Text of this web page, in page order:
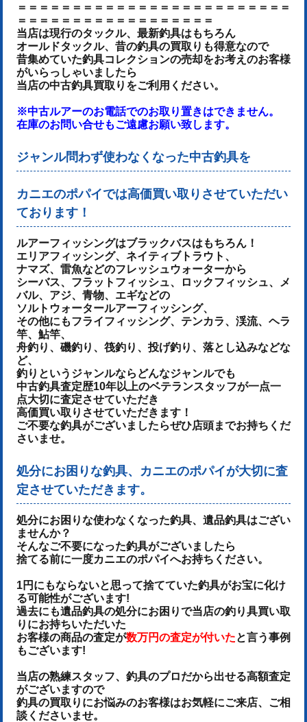
＝＝＝＝＝＝＝＝＝＝＝＝＝＝＝＝＝＝＝＝＝＝＝＝＝
＝＝＝＝＝＝＝＝＝＝＝＝＝＝＝＝＝＝
当店は現行のタックル、最新釣具はもちろん
オールドタックル、昔の釣具の買取りも得意なので
昔集めていた釣具コレクションの売却をお考えのお客様
がいらっしゃいましたら
当店の中古釣具買取りをご利用ください。
※中古ルアーのお電話でのお取り置きはできません。
在庫のお問い合せもご遠慮お願い致します。
ジャンル問わず使わなくなった中古釣具を
カニエのポパイでは高価買い取りさせていただい
ております！
ルアーフィッシングはブラックバスはもちろん！
エリアフィッシング、ネイティブトラウト、
ナマズ、雷魚などのフレッシュウォーターから
シーバス、フラットフィッシュ、ロックフィッシュ、メ
バル、アジ、青物、 エギなどの
ソルトウォータールアーフィッシング、
その他にもフライフィッシング、テンカラ、渓流、ヘラ
竿、鮎竿、
舟釣り、磯釣り、筏釣り、投げ釣り、落とし込みなどな
ど、
釣りというジャンルならどんなジャンルでも
中古釣具査定歴10年以上のベテランスタッフが一点一
点大切に査定させていただき
高価買い取りさせていただきます！
ご不要な釣具がございましたらぜひ店頭までお持ちくだ
さいませ。
処分にお困りな釣具、カニエのポパイが大切に査
定させていただきます。
処分にお困りな使わなくなった釣具、遺品釣具はござい
ませんか？
そんなご不要になった釣具がございましたら
捨てる前に一度カニエのポパイへお持ちください。
1円にもならないと思って捨てていた釣具がお宝に化け
る可能性がございます!
過去にも遺品釣具の処分にお困りで当店の釣り具買い取
りにお持ちいただいた
お客様の商品の査定が数万円の査定が付いたと言う事例
もございます!
当店の熟練スタッフ、釣具のプロだから出せる高額査定
がございますので
釣具の買取りにお悩みのお客様はお気軽にご来店、ご相
談くださいませ。